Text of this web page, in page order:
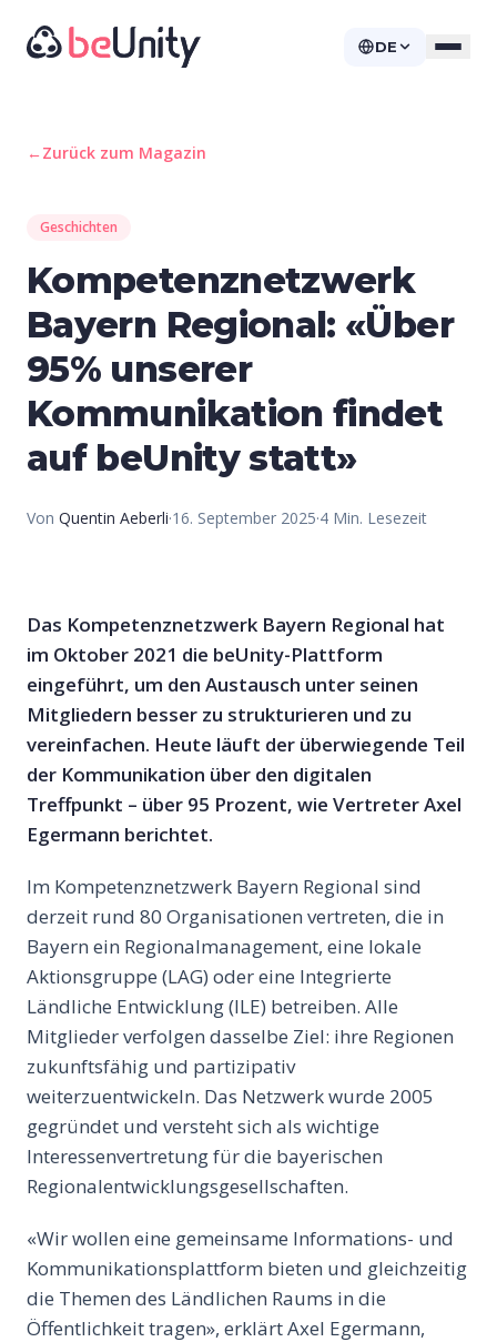
DE
← Zurück zum Magazin
Geschichten
Kompetenznetzwerk
Bayern Regional: «Über
95% unserer
Kommunikation findet
auf beUnity statt»
Von Quentin Aeberli·16. September 2025·4 Min. Lesezeit
Das Kompetenznetzwerk Bayern Regional hat
im Oktober 2021 die beUnity-Plattform
eingeführt, um den Austausch unter seinen
Mitgliedern besser zu strukturieren und zu
vereinfachen. Heute läuft der überwiegende Teil
der Kommunikation über den digitalen
Treffpunkt – über 95 Prozent, wie Vertreter Axel
Egermann berichtet.
Im Kompetenznetzwerk Bayern Regional sind
derzeit rund 80 Organisationen vertreten, die in
Bayern ein Regionalmanagement, eine lokale
Aktionsgruppe (LAG) oder eine Integrierte
Ländliche Entwicklung (ILE) betreiben. Alle
Mitglieder verfolgen dasselbe Ziel: ihre Regionen
zukunftsfähig und partizipativ
weiterzuentwickeln. Das Netzwerk wurde 2005
gegründet und versteht sich als wichtige
Interessenvertretung für die bayerischen
Regionalentwicklungsgesellschaften.
«Wir wollen eine gemeinsame Informations- und
Kommunikationsplattform bieten und gleichzeitig
die Themen des Ländlichen Raums in die
Öffentlichkeit tragen», erklärt Axel Egermann,